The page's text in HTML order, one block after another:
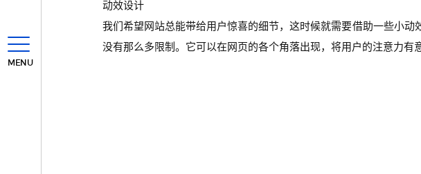
MENU
动效设计
我们希望网站总能带给用户惊喜的细节，这时候就需要借助一些小
没有那么多限制。它可以在网页的各个角落出现，将用户的注意力有